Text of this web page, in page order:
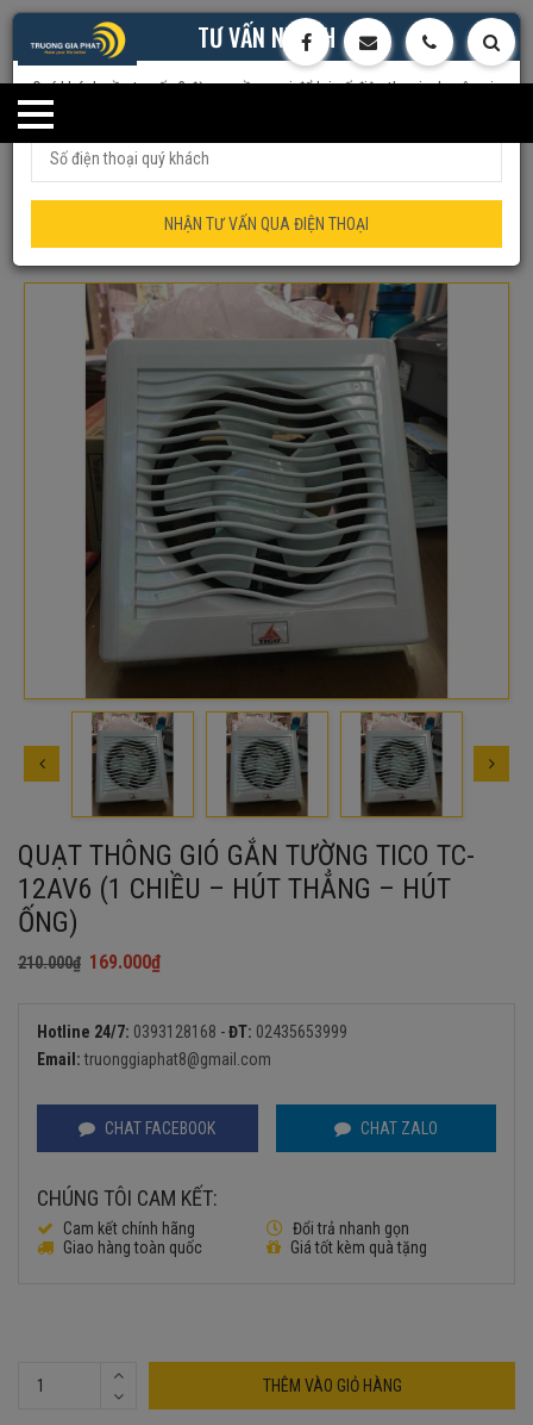
gắn tường Tico TC-12AV6 (1 chiều – hút thẳng – Hút ống)
QUẠT THÔNG GIÓ GẮN TƯỜNG TICO TC-
12AV6 (1 CHIỀU – HÚT THẲNG – HÚT
ỐNG)
210.000₫
210.000₫.
169.000₫
Hotline 24/7: 0393128168 -ĐT: 02435653999
Email: truonggiaphat8@gmail.com
CHAT FACEBOOK CHAT ZALO
CHÚNG TÔI CAM KẾT:
Cam kết chính hãng
Đổi trả nhanh gọn
Giao hàng toàn quốc
Giá tốt kèm quà tặng
THÊM VÀO GIỎ HÀNG
TƯ VẤN NHANH
Quý khách cần tư vấn ? đừng ngần ngại để lại số điện thoại, chuyên gia
NHẬN TƯ VẤN QUA ĐIỆN THOẠI